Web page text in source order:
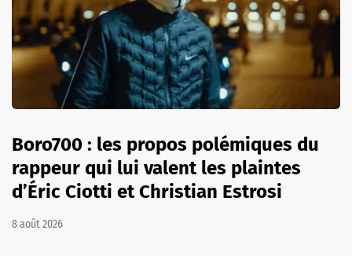
Boro700 : les propos polémiques du
rappeur qui lui valent les plaintes
d’Éric Ciotti et Christian Estrosi
8 août 2026